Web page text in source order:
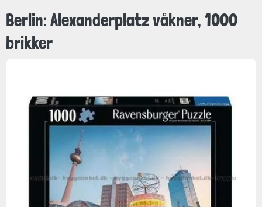
Berlin: Alexanderplatz våkner, 1000
brikker